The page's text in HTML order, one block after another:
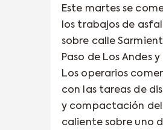
Este martes se
los trabajos de
sobre calle
Paso de Los Andes y
Los operarios
con las tareas de
y compactación del
caliente sobre uno